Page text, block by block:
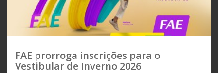
FAE prorroga inscrições para o
Vestibular de Inverno 2026